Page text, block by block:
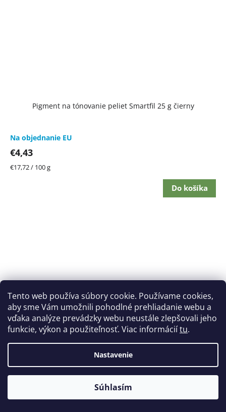
Tento web používa súbory cookie. Používame cookies,
aby sme Vám umožnili pohodlné prehliadanie webu a
vďaka analýze prevádzky webu neustále zlepšovali jeho
funkcie, výkon a použiteľnosť. Viac informáciítu.
Nastavenie
Súhlasím
Pigment na tónovanie peliet Smartfil 25 g čierny
Na objednanie EU
€4,43
Jednotková
€17,72 / 100 g
Do košíka